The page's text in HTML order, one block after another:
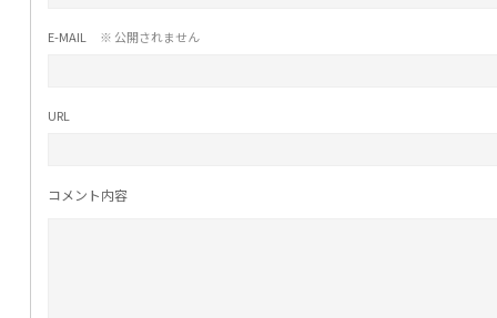
E-MAIL ※ 公開されません
URL
コメント内容